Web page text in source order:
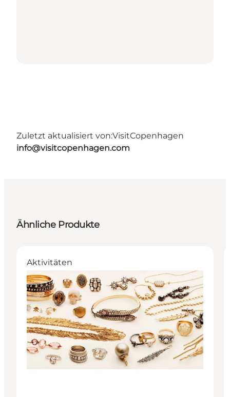
Zuletzt aktualisiert von:VisitCopenhagen
info@visitcopenhagen.com
Ähnliche Produkte
Aktivitäten